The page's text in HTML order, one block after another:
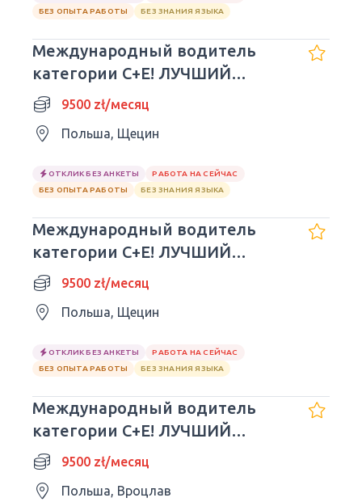
БЕЗ ОПЫТА РАБОТЫ
БЕЗ ЗНАНИЯ ЯЗЫКА
Международный водитель
категории C+E! ЛУЧШИЙ
РАБОТОДАТЕЛЬ!! 3/1 - 9500
злотых
9500 zł/месяц
Польша, Щецин
ОТКЛИК БЕЗ АНКЕТЫ
РАБОТА НА СЕЙЧАС
БЕЗ ОПЫТА РАБОТЫ
БЕЗ ЗНАНИЯ ЯЗЫКА
Международный водитель
категории C+E! ЛУЧШИЙ
РАБОТОДАТЕЛЬ!! 3/1 - 9500
злотых
9500 zł/месяц
Польша, Щецин
ОТКЛИК БЕЗ АНКЕТЫ
РАБОТА НА СЕЙЧАС
БЕЗ ОПЫТА РАБОТЫ
БЕЗ ЗНАНИЯ ЯЗЫКА
Международный водитель
категории C+E! ЛУЧШИЙ
РАБОТОДАТЕЛЬ!! 3/1 - 9500
злотых
9500 zł/месяц
Польша, Вроцлав